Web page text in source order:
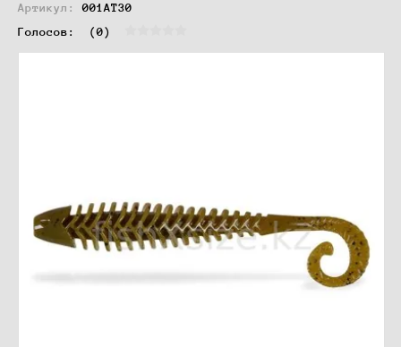
Артикул:
001AT30
Голосов: (0)